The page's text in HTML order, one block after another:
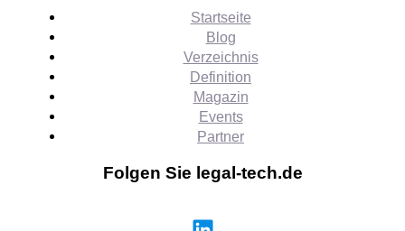
Startseite
Blog
Verzeichnis
Definition
Magazin
Events
Partner
Folgen Sie legal-tech.de